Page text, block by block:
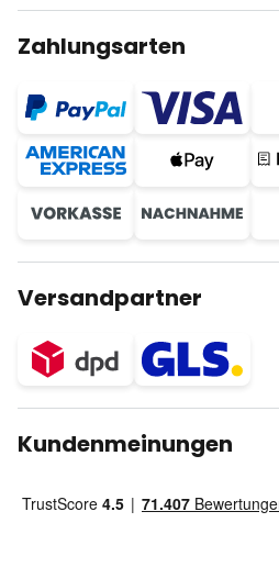
Zahlungsarten
Versandpartner
Kundenmeinungen